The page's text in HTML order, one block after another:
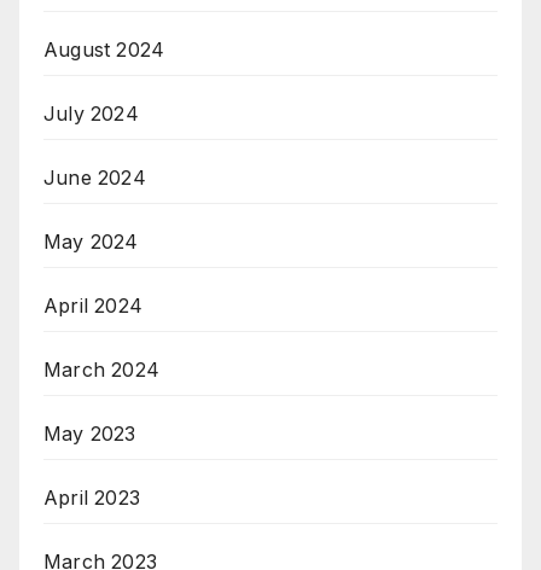
August 2024
July 2024
June 2024
May 2024
April 2024
March 2024
May 2023
April 2023
March 2023